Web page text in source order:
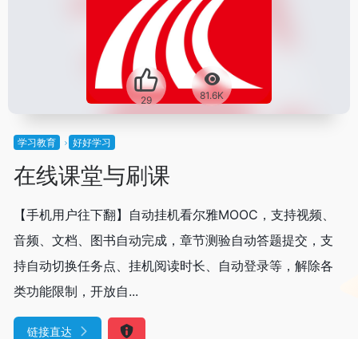
29 81.6K
学习教育 好好学习
在线课堂与刷课
【手机用户往下翻】自动挂机看尔雅MOOC，支持视频、
音频、文档、图书自动完成，章节测验自动答题提交，支
持自动切换任务点、挂机阅读时长、自动登录等，解除各
类功能限制，开放自...
链接直达